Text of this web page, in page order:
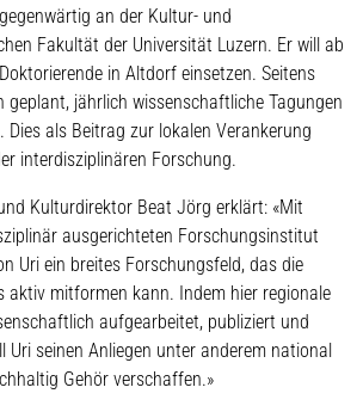
an der Kultur- und
Fakultät der Universität Luzern. Er will ab
in Altdorf einsetzen. Seitens
jährlich wissenschaftliche Tagungen
Dies als Beitrag zur lokalen Verankerung
interdisziplinären Forschung.
Kulturdirektor Beat Jörg erklärt: «Mit
ausgerichteten Forschungsinstitut
Uri ein breites Forschungsfeld, das die
aktiv mitformen kann. Indem hier regionale
aufgearbeitet, publiziert und
Uri seinen Anliegen unter anderem national
Gehör verschaffen.»